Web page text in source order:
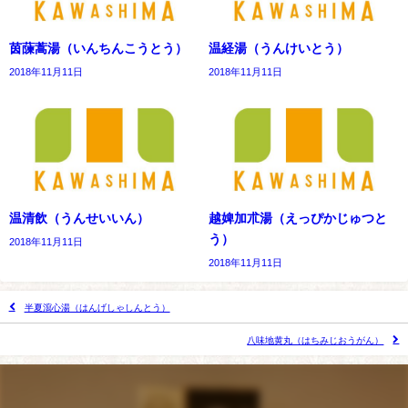
茵蔯蒿湯（いんちんこうとう）
2018年11月11日
温経湯（うんけいとう）
2018年11月11日
温清飲（うんせいいん）
2018年11月11日
越婢加朮湯（えっぴかじゅつと
う）
2018年11月11日
半夏瀉心湯（はんげしゃしんとう）
八味地黄丸（はちみじおうがん）